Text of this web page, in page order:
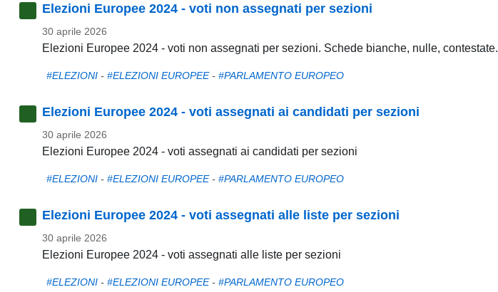
Elezioni Europee 2024 - voti non assegnati per sezioni
30 aprile 2026
Elezioni Europee 2024 - voti non assegnati per sezioni. Schede bianche, nulle, contestate.
#ELEZIONI -#ELEZIONI EUROPEE-#PARLAMENTO EUROPEO
Elezioni Europee 2024 - voti assegnati ai candidati per sezioni
30 aprile 2026
Elezioni Europee 2024 - voti assegnati ai candidati per sezioni
#ELEZIONI -#ELEZIONI EUROPEE-#PARLAMENTO EUROPEO
Elezioni Europee 2024 - voti assegnati alle liste per sezioni
30 aprile 2026
Elezioni Europee 2024 - voti assegnati alle liste per sezioni
#ELEZIONI -#ELEZIONI EUROPEE-#PARLAMENTO EUROPEO